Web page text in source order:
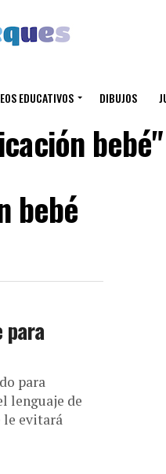
EDUCATIVOS DIBUJOS
bebé"
bebé
para
para
lenguaje de
le evitará